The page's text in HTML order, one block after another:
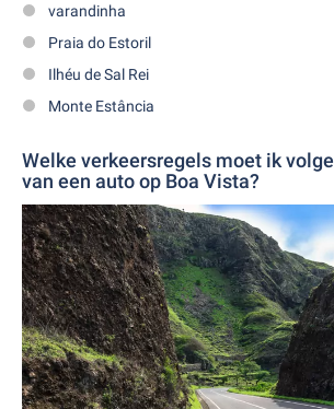
varandinha
Praia do Estoril
Ilhéu de Sal Rei
Monte Estância
Welke verkeersregels moet ik
van een auto op Boa Vista?